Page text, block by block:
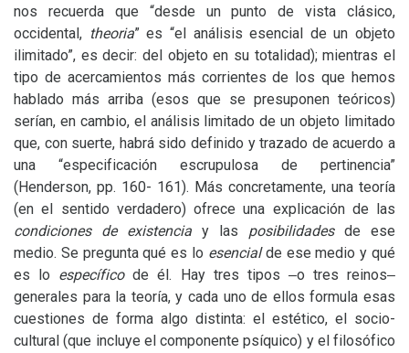
nos recuerda que “desde un punto de vista clásico,
occidental, theoria” es “el análisis esencial de un objeto
ilimitado”, es decir: del objeto en su totalidad); mientras el
tipo de acercamientos más corrientes de los que hemos
hablado más arriba (esos que se presuponen teóricos)
serían, en cambio, el análisis limitado de un objeto limitado
que, con suerte, habrá sido definido y trazado de acuerdo a
una “especificación escrupulosa de pertinencia”
(Henderson, pp. 160- 161). Más concretamente, una teoría
(en el sentido verdadero) ofrece una explicación de las
condiciones de existencia y las posibilidadesde ese
medio. Se pregunta qué es lo esencialde ese medio y qué
es lo específicode él. Hay tres tipos ‒o tres reinos‒
generales para la teoría, y cada uno de ellos formula esas
cuestiones de forma algo distinta: el estético, el socio-
cultural (que incluye el componente psíquico) y el filosófico